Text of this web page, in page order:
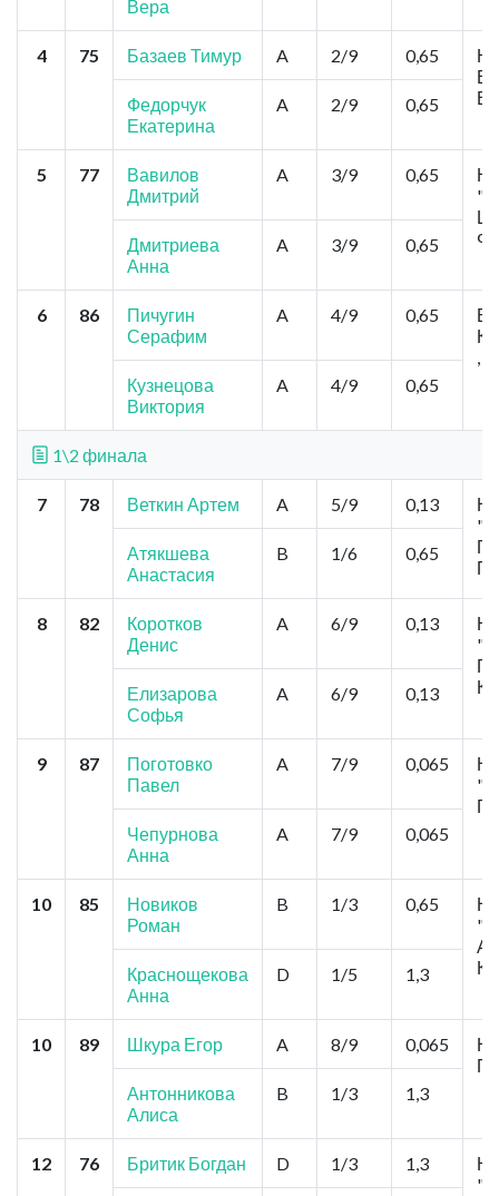
Вера
4 75 Базаев Тимур A 2/9 0,65
Федорчук
Екатерина
A 2/9 0,65
5 77
Вавилов
Дмитрий
A 3/9 0,65
Дмитриева
Анна
A 3/9 0,65
6 86
Пичугин
Серафим
A 4/9 0,65
,
Кузнецова
Виктория
A 4/9 0,65
1\2 финала
7 78 Веткин Артем A 5/9 0,13
Атякшева
Анастасия
B 1/6 0,65
8 82
Коротков
Денис
A 6/9 0,13
Елизарова
Софья
A 6/9 0,13
9 87
Поготовко
Павел
A 7/9 0,065
Чепурнова
Анна
A 7/9 0,065
10 85
Новиков
Роман
B 1/3 0,65
Краснощекова
Анна
D 1/5 1,3
10 89 Шкура Егор A 8/9 0,065
Антонникова
Алиса
B 1/3 1,3
12 76 Бритик Богдан D 1/3 1,3